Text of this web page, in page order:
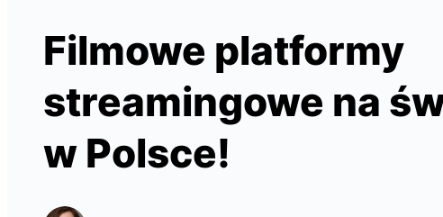
Filmowe platformy
streamingowe na
w Polsce!